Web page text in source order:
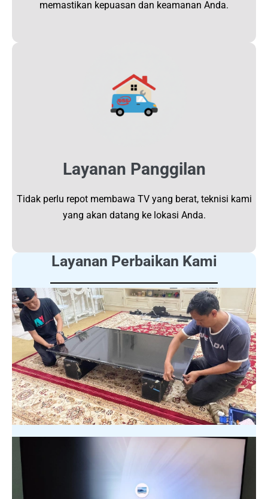
memastikan kepuasan dan keamanan Anda.
Layanan Panggilan
Tidak perlu repot membawa TV yang berat, teknisi kami
yang akan datang ke lokasi Anda.
Layanan Perbaikan Kami